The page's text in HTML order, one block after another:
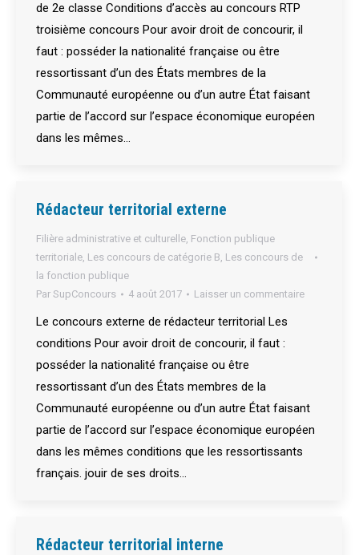
de 2e classe Conditions d’accès au concours RTP
troisième concours Pour avoir droit de concourir, il
faut : posséder la nationalité française ou être
ressortissant d’un des États membres de la
Communauté européenne ou d’un autre État faisant
partie de l’accord sur l’espace économique européen
dans les mêmes…
Rédacteur territorial externe
Filière administrative et culturelle, Fonction publique
territoriale, Les concours de catégorie B, Les concours de
la fonction publique
Par SupConcours 4 août 2017 Laisser un commentaire
Le concours externe de rédacteur territorial Les
conditions Pour avoir droit de concourir, il faut :
posséder la nationalité française ou être
ressortissant d’un des États membres de la
Communauté européenne ou d’un autre État faisant
partie de l’accord sur l’espace économique européen
dans les mêmes conditions que les ressortissants
français. jouir de ses droits…
Rédacteur territorial interne